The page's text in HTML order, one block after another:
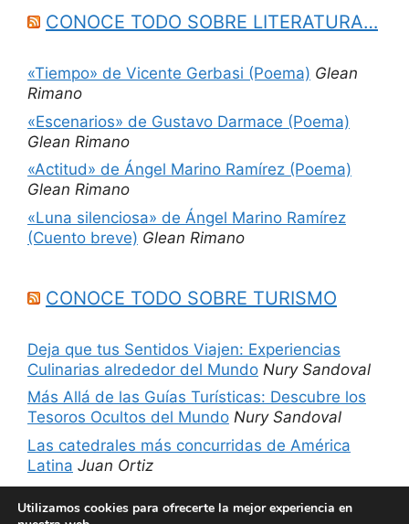
CONOCE TODO SOBRE LITERATURA…
«Tiempo» de Vicente Gerbasi (Poema) Glean
Rimano
«Escenarios» de Gustavo Darmace (Poema)
Glean Rimano
«Actitud» de Ángel Marino Ramírez (Poema)
Glean Rimano
«Luna silenciosa» de Ángel Marino Ramírez
(Cuento breve) Glean Rimano
CONOCE TODO SOBRE TURISMO
Deja que tus Sentidos Viajen: Experiencias
Culinarias alrededor del Mundo Nury Sandoval
Más Allá de las Guías Turísticas: Descubre los
Tesoros Ocultos del Mundo Nury Sandoval
Las catedrales más concurridas de América
Latina Juan Ortiz
Unidos Nury Sandoval
Utilizamos cookies para ofrecerte la mejor experiencia en